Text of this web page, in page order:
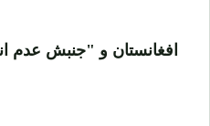
افغانستان و "جنبش عدم